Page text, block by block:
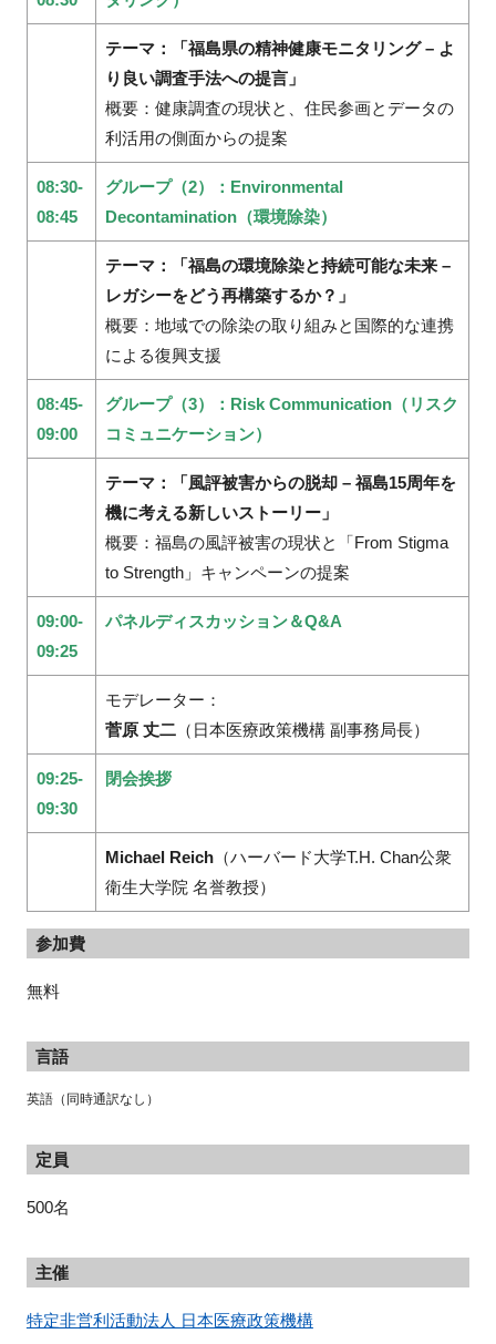
テーマ：「福島県の精神健康モニタリング – よ
り良い調査手法への提言」
概要：健康調査の現状と、住民参画とデータの
利活用の側面からの提案
08:30-
08:45
グループ（2）：Environmental
Decontamination（環境除染）
テーマ：「福島の環境除染と持続可能な未来 –
レガシーをどう再構築するか？」
概要：地域での除染の取り組みと国際的な連携
による復興支援
08:45-
09:00
グループ（3）：Risk Communication（リスク
コミュニケーション）
テーマ：「風評被害からの脱却 – 福島15周年を
機に考える新しいストーリー」
概要：福島の風評被害の現状と「From Stigma
to Strength」キャンペーンの提案
09:00-
09:25
パネルディスカッション＆Q&A
モデレーター：
菅原 丈二（日本医療政策機構 副事務局長）
09:25-
09:30
閉会挨拶
Michael Reich（ハーバード大学T.H. Chan公衆
衛生大学院 名誉教授）
参加費
無料
言語
英語（同時通訳なし）
定員
500名
主催
特定非営利活動法人 日本医療政策機構